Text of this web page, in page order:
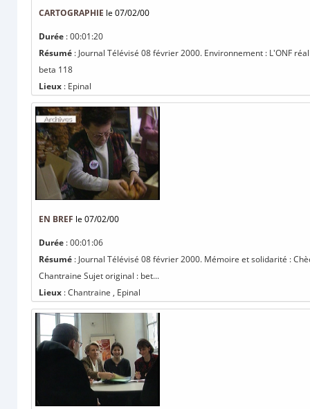
CARTOGRAPHIE le 07/02/00
Durée : 00:01:20
Résumé : Journal Télévisé 08 février 2000. Environnement : L'ONF
beta 118
Lieux : Epinal
EN BREF le 07/02/00
Durée : 00:01:06
Résumé : Journal Télévisé 08 février 2000. Mémoire et solidarité :
Chantraine Sujet original : bet...
Lieux : Chantraine , Epinal